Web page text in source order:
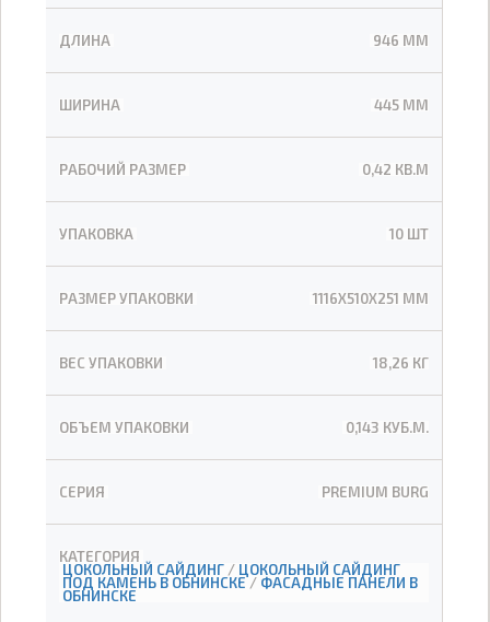
ДЛИНА 946 ММ
ШИРИНА 445 ММ
РАБОЧИЙ РАЗМЕР 0,42 КВ.М
УПАКОВКА 10 ШТ
РАЗМЕР УПАКОВКИ 1116Х510Х251 ММ
ВЕС УПАКОВКИ 18,26 КГ
ОБЪЕМ УПАКОВКИ 0,143 КУБ.М.
СЕРИЯ PREMIUM BURG
КАТЕГОРИЯ
ЦОКОЛЬНЫЙ САЙДИНГ / ЦОКОЛЬНЫЙ САЙДИНГ
ПОД КАМЕНЬ В ОБНИНСКЕ/ ФАСАДНЫЕ ПАНЕЛИ В
ОБНИНСКЕ